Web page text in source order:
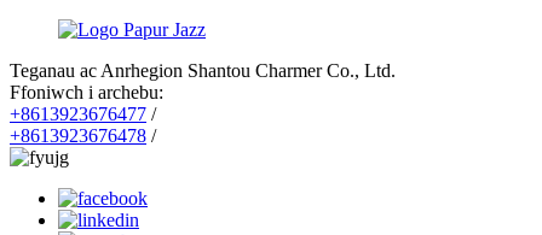
Teganau ac Anrhegion Shantou Charmer Co., Ltd.
Ffoniwch i archebu:
+8613923676477 /
+8613923676478 /